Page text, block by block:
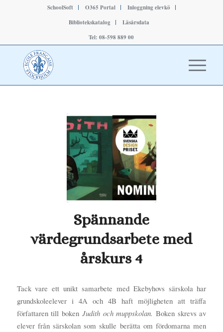
SchoolSoft O365 Portal
Inloggning elevkö
Bibliotekskatalog
Läsårsdata
Tel: 08-598 889 00
Spännande
värdegrundsarbete med
årskurs 4
Tack vare ett unikt samarbete med Ekebyhovs särskola har
grundskoleelever i 4A och 4B haft möjligheten att träffa
författaren till boken Judith och muppskolan. Boken skrevs av
elever från särskolan som skulle berätta om fördomarna men